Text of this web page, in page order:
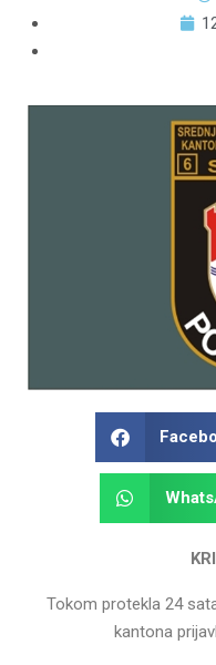
Tokom protekla 24
kantona